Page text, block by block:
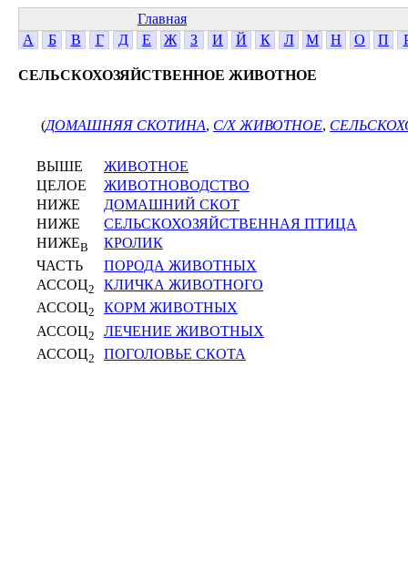
Главная
А
Б В Г Д Е Ж З И Й К Л М Н О П
СЕЛЬСКОХОЗЯЙСТВЕННОЕ ЖИВОТНОЕ
(ДОМАШНЯЯ СКОТИНА, С/Х ЖИВОТНОЕ,
ВЫШЕ
ЖИВОТНОЕ
ЦЕЛОЕ
ЖИВОТНОВОДСТВО
НИЖЕ
ДОМАШНИЙ СКОТ
НИЖЕ
СЕЛЬСКОХОЗЯЙСТВЕННАЯ ПТИЦА
НИЖЕВ
КРОЛИК
ЧАСТЬ
ПОРОДА ЖИВОТНЫХ
АССОЦ2
КЛИЧКА ЖИВОТНОГО
АССОЦ2
КОРМ ЖИВОТНЫХ
АССОЦ2
ЛЕЧЕНИЕ ЖИВОТНЫХ
АССОЦ2 ПОГОЛОВЬЕ СКОТА